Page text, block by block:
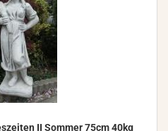
II Som­mer 75cm 40kg